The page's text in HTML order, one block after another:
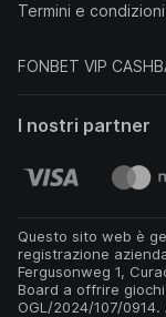
Termini e condizioni
FONBET VIP
I nostri partner
Questo sito web è
registrazione
Fergusonweg 1,
Board a offrire
OGL/2024/107/